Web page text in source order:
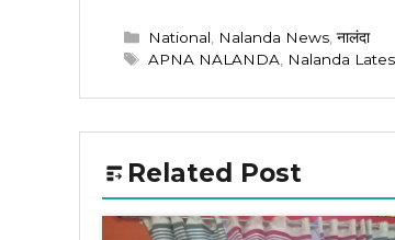
Categories
National Nalanda News, नालंदा
Tags
APNA NALANDA Nalanda
Related Post